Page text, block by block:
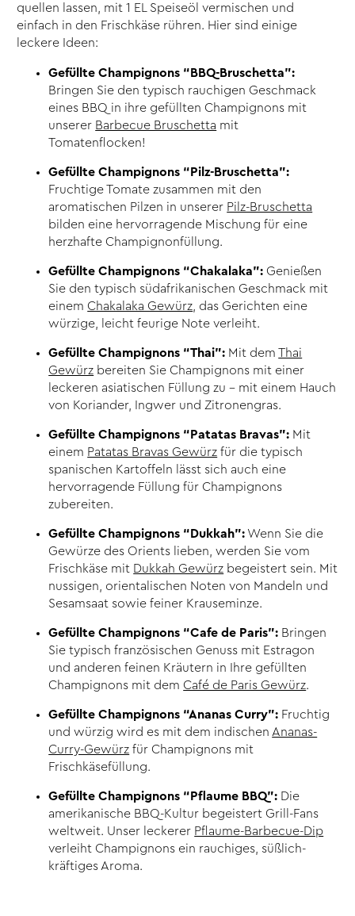
quellen lassen, mit 1 EL Speiseöl vermischen und
einfach in den Frischkäse rühren. Hier sind einige
leckere Ideen:
Gefüllte Champignons “BBQ-Bruschetta”:
Bringen Sie den typisch rauchigen Geschmack
eines BBQ in ihre gefüllten Champignons mit
unserer Barbecue Bruschetta mit
Tomatenflocken!
Gefüllte Champignons “Pilz-Bruschetta”:
Fruchtige Tomate zusammen mit den
aromatischen Pilzen in unserer Pilz-Bruschetta
bilden eine hervorragende Mischung für eine
herzhafte Champignonfüllung.
Gefüllte Champignons “Chakalaka”: Genießen
Sie den typisch südafrikanischen Geschmack mit
einemChakalaka Gewürz , das Gerichten eine
würzige, leicht feurige Note verleiht.
Gefüllte Champignons “Thai”: Mit demThai
Gewürz bereiten Sie Champignons mit einer
leckeren asiatischen Füllung zu – mit einem Hauch
von Koriander, Ingwer und Zitronengras.
Gefüllte Champignons “Patatas Bravas”: Mit
einem Patatas Bravas Gewürz für die typisch
spanischen Kartoffeln lässt sich auch eine
hervorragende Füllung für Champignons
zubereiten.
Gefüllte Champignons “Dukkah”: Wenn Sie die
Gewürze des Orients lieben, werden Sie vom
Frischkäse mit Dukkah Gewürz begeistert sein. Mit
nussigen, orientalischen Noten von Mandeln und
Sesamsaat sowie feiner Krauseminze.
Gefüllte Champignons “Cafe de Paris”: Bringen
Sie typisch französischen Genuss mit Estragon
und anderen feinen Kräutern in Ihre gefüllten
Champignons mit demCafé de Paris Gewürz.
Gefüllte Champignons “Ananas Curry”: Fruchtig
und würzig wird es mit dem indischen Ananas-
Curry-Gewürz für Champignons mit
Frischkäsefüllung.
Gefüllte Champignons “Pflaume BBQ”: Die
amerikanische BBQ-Kultur begeistert Grill-Fans
weltweit. Unser leckerer Pflaume-Barbecue-Dip
verleiht Champignons ein rauchiges, süßlich-
kräftiges Aroma.